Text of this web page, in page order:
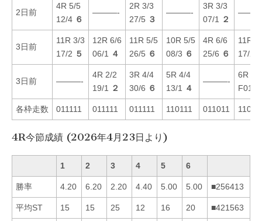
2日前
4R 5/5
12/4 ６
———-
2R 3/3
27/5 ３
———-
3R 3/3
07/1
２
3日前
11R 3/3
17/2 ５
12R 6/6
06/1
４
11R 5/5
26/5 ６
10R 5/5
08/3 ６
4R 6/6
25/6 ６
11R
17/2
3日前 ———-
4R 2/2
19/1
２
3R 4/4
30/6 ６
5R 4/4
13/1
４
———-
6R 1/1
F01/1
各枠走数 011111 011111 011111 110111 011011
4R今節成績 (2026年4月23日より)
1 2 3 4 5 6
勝率 4.20 6.20 2.20 4.40 5.00 5.00 ■256413
平均ST 15 15 25 12 16 20 ■421563